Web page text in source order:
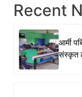
Recent
आर्मी
संस्कृत